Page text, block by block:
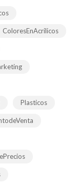
ColoresEnAcrilicos
Plasticos